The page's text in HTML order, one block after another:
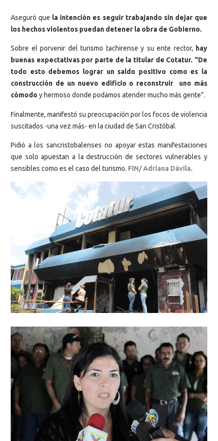
Aseguró que la intención es seguir trabajando sin dejar que
los hechos violentos puedan detener la obra de Gobierno.
Sobre el porvenir del turismo tachirense y su ente rector, hay
buenas expectativas por parte de la titular de Cotatur. “De
todo esto debemos lograr un saldo positivo como es la
construcción de un nuevo edificio o reconstruir uno más
cómodo y hermoso donde podamos atender mucho más gente”.
Finalmente, manifestó su preocupación por los focos de violencia
suscitados -una vez más- en la ciudad de San Cristóbal.
Pidió a los sancristobalenses no apoyar estas manifestaciones
que solo apuestan a la destrucción de sectores vulnerables y
sensibles como es el caso del turismo. FIN/ Adriana Dávila.